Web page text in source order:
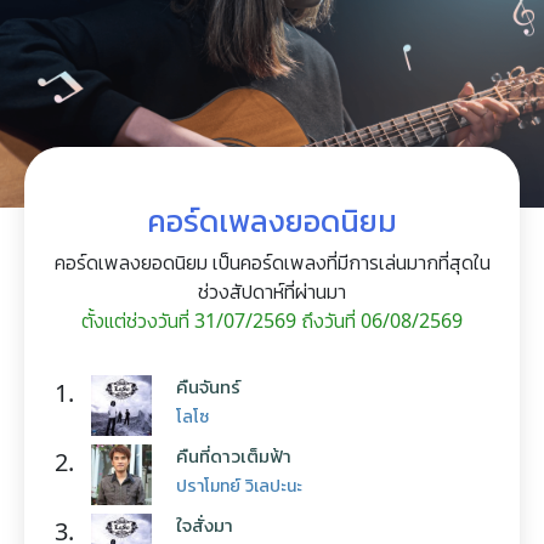
คอร์ดเพลงยอดนิยม
คอร์ดเพลงยอดนิยม เป็นคอร์ดเพลงที่มีการเล่นมากที่สุดใน
ช่วงสัปดาห์ที่ผ่านมา
ตั้งแต่ช่วงวันที่ 31/07/2569 ถึงวันที่ 06/08/2569
1. คืนจันทร์
โลโซ
2. คืนที่ดาวเต็มฟ้า
ปราโมทย์ วิเลปะนะ
3. ใจสั่งมา